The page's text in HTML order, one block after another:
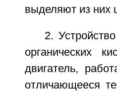
выделяют из них
2.
органических
двигатель,
отличающееся